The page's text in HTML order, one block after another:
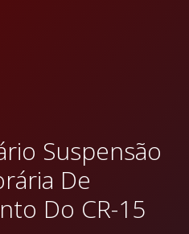
Suspensão
De
Do CR-15